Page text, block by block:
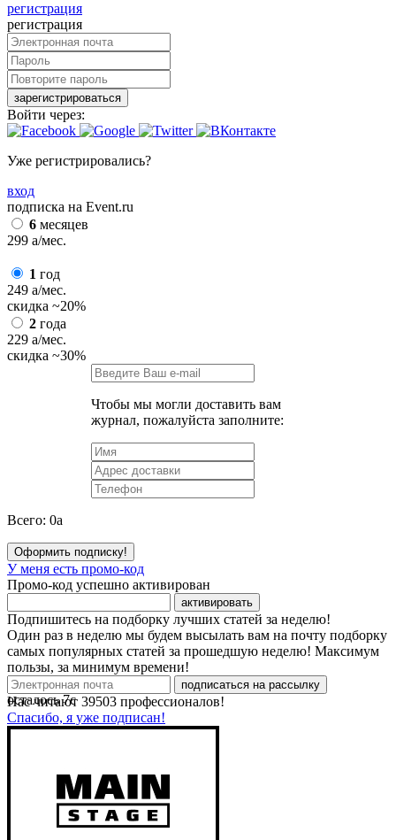
регистрация
регистрация
зарегистрироваться
Войти через:
Уже регистрировались?
вход
подписка на Event.ru
6 месяцев
299 a/мес.
1 год
249 a/мес.
скидка ~20%
2 года
229 a/мес.
скидка ~30%
Чтобы мы могли доставить вам
журнал, пожалуйста заполните:
Всего: 0a
Оформить подписку!
У меня есть промо-код
Промо-код успешно активирован
активировать
Подпишитесь на подборку лучших статей за неделю!
Один раз в неделю мы будем высылать вам на почту подборку
самых популярных статей за прошедшую неделю! Максимум
пользы, за минимум времени!
подписаться на рассылку
Нас читают 39503 профессионалов!
Спасибо, я уже подписан!
осталось7с